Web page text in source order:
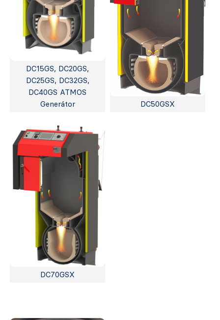
DC15GS, DC20GS,
DC25GS, DC32GS,
DC40GS ATMOS
Generátor
DC50GSX
DC70GSX